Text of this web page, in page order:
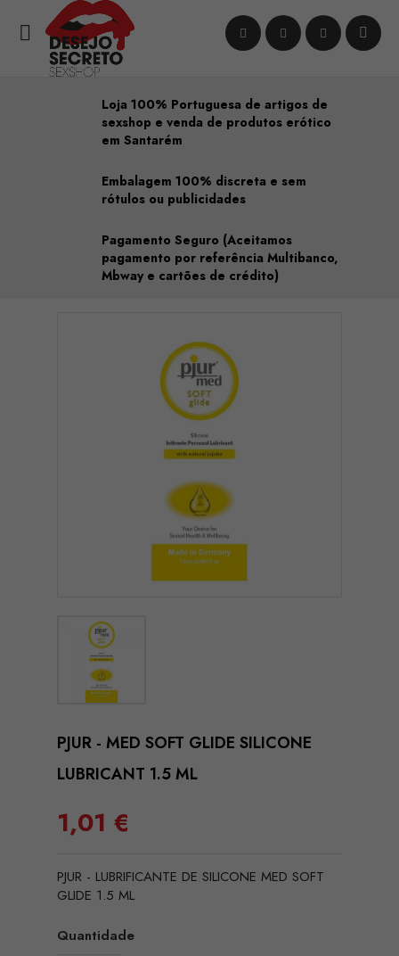

Loja 100% Portuguesa de artigos de
sexshop e venda de produtos erótico
em Santarém
Embalagem 100% discreta e sem
rótulos ou publicidades
Pagamento Seguro (Aceitamos
pagamento por referência Multibanco,
Mbway e cartões de crédito)
PJUR - MED SOFT GLIDE SILICONE
LUBRICANT 1.5 ML
1,01 €
PJUR - LUBRIFICANTE DE SILICONE MED SOFT
GLIDE 1.5 ML
Quantidade